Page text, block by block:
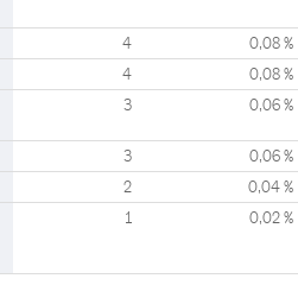
4 0,08 %
4 0,08 %
3 0,06 %
3 0,06 %
2 0,04 %
1 0,02 %